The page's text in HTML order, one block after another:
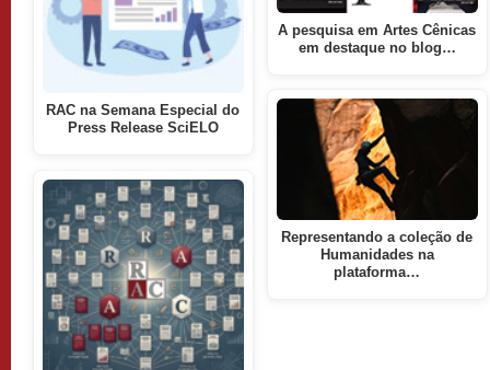
RAC na Semana Especial do
Press Release SciELO
A pesquisa em Artes Cênicas
em destaque no blog…
Representando a coleção de
Humanidades na
plataforma…